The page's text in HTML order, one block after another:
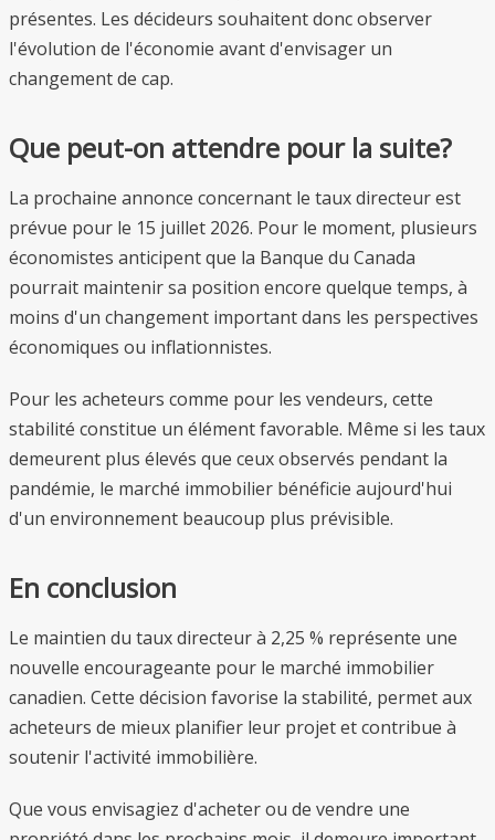
présentes. Les décideurs souhaitent donc observer
l'évolution de l'économie avant d'envisager un
changement de cap.
Que peut-on attendre pour la suite?
La prochaine annonce concernant le taux directeur est
prévue pour le 15 juillet 2026. Pour le moment, plusieurs
économistes anticipent que la Banque du Canada
pourrait maintenir sa position encore quelque temps, à
moins d'un changement important dans les perspectives
économiques ou inflationnistes.
Pour les acheteurs comme pour les vendeurs, cette
stabilité constitue un élément favorable. Même si les taux
demeurent plus élevés que ceux observés pendant la
pandémie, le marché immobilier bénéficie aujourd'hui
d'un environnement beaucoup plus prévisible.
En conclusion
Le maintien du taux directeur à 2,25 % représente une
nouvelle encourageante pour le marché immobilier
canadien. Cette décision favorise la stabilité, permet aux
acheteurs de mieux planifier leur projet et contribue à
soutenir l'activité immobilière.
Que vous envisagiez d'acheter ou de vendre une